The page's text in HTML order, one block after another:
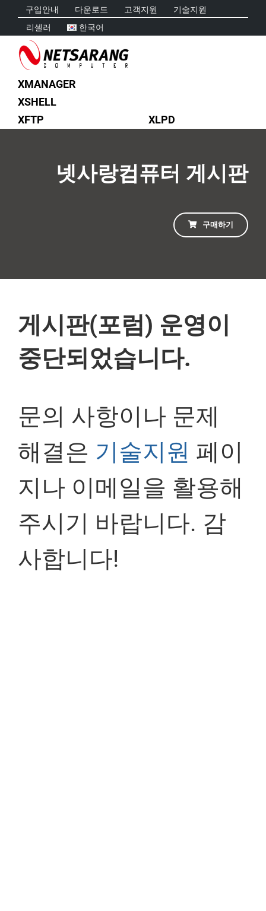
content
구입안내 다운로드 고객지원
기술지원
리셀러
한국어
XMANAGER
XSHELL
XFTP
XLPD
넷사랑컴퓨터 게시판
구매하기
게시판(포럼) 운영이
중단되었습니다.
문의 사항이나 문제
해결은 기술지원 페이
지나 이메일을 활용해
주시기 바랍니다. 감
사합니다!